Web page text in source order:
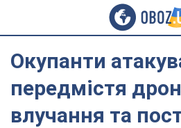
Окупанти
передмістя
влучання та